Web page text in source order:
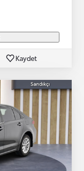
Kaydet